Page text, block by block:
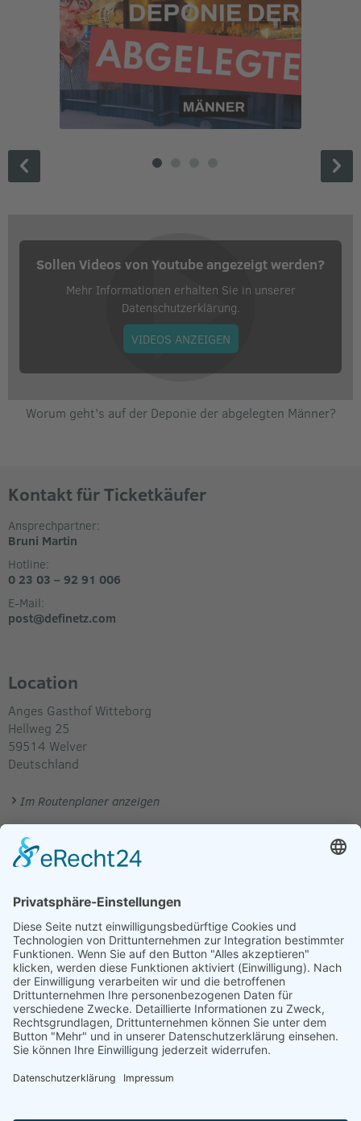
Veranstalter:
Anges Gasthof Witteborg, Dinker
Sollen Videos von Youtube angezeigt werden?
Mehr Informationen erhalten Sie in unserer
Datenschutzerklärung.
VIDEOS ANZEIGEN
Worum geht's auf der Deponie der abgelegten Männer?
Kontakt für Ticketkäufer
Ansprechpartner:
Bruni Martin
Hotline:
0 23 03 – 92 91 006
E-Mail:
post@definetz.com
Location
Anges Gasthof Witteborg
Hellweg 25
59514 Welver
Deutschland
Im Routenplaner anzeigen
Definetz e.V.
Friedrich-Ebert-Straße 75
59425 Unna
Deutschland
Telefon: 0 23 03 – 92 91 006
Telefax: 0 23 85 – 44 34 687
E-Mail:
info@definetz.de
Internet:
http://www.definetz.org
Hier finden Sie die
Datenschutzerkärung
Impressum
des Verkäufers.